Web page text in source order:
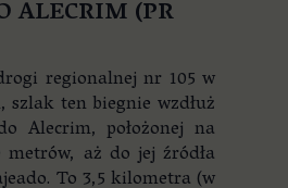
ALECRIM (PR
regionalnej nr 105 w
szlak ten biegnie wzdłuż
Alecrim, położonej na
metrów, aż do jej źródła
To 3,5 kilometra (w